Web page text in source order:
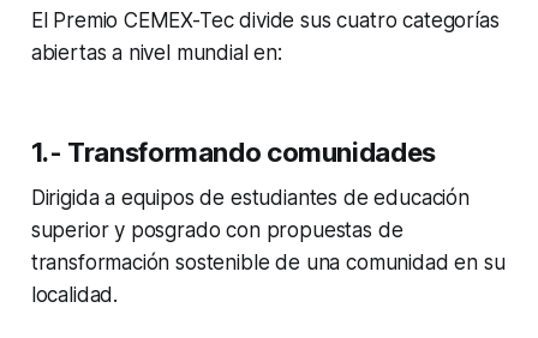
El Premio CEMEX-Tec divide sus cuatro categorías
abiertas a nivel mundial en:
1.- Transformando comunidades
Dirigida a equipos de estudiantes de educación
superior y posgrado con propuestas de
transformación sostenible de una comunidad en su
localidad.